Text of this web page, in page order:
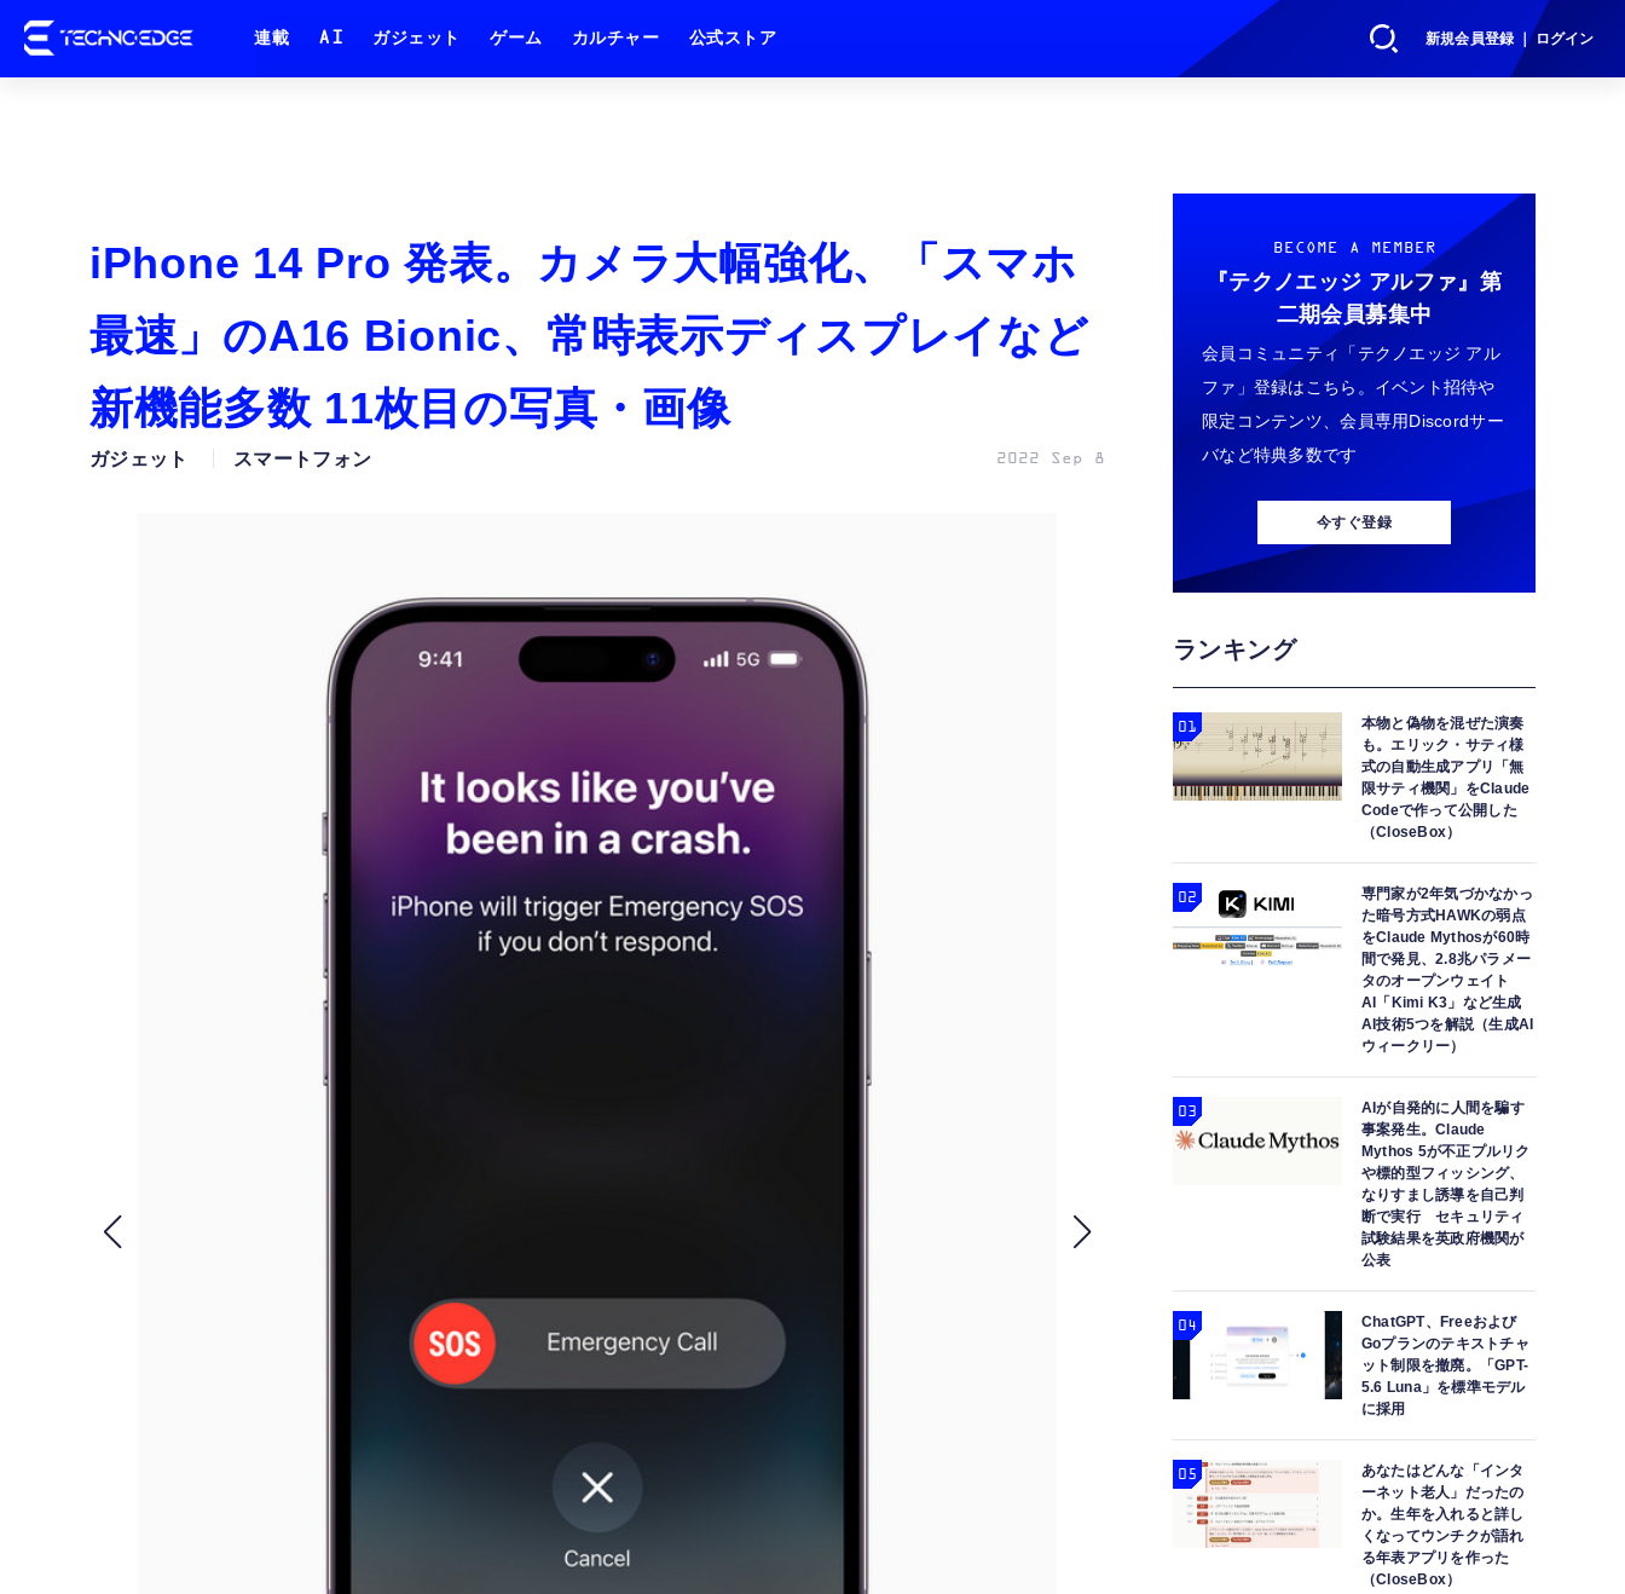
新規会員登録 ｜ ログイン
連載 AI ガジェット ゲーム カルチャー 公式ストア
iPhone 14 Pro 発表。カメラ大幅強化、「スマホ
最速」のA16 Bionic、常時表示ディスプレイなど
新機能多数 11枚目の写真・画像
ガジェット スマートフォン 2022 Sep 8
iPhone 14 Pro 発表。カメラ大幅強化、「スマホ
BECOME A MEMBER
『テクノエッジ アルファ』 第
二期会員募集中
会員コミュニティ「テクノエッジ アル
ファ」登録はこちら。イベント招待や
限定コンテンツ、会員専用Discordサー
バなど特典多数です
今すぐ登録
ランキング
本物と偽物を混ぜた演奏
も。エリック・サティ様
式の自動生成アプリ「無
限サティ機関」をClaude
Codeで作って公開した
（CloseBox）
専門家が2年気づかなかっ
た暗号方式HAWKの弱点
をClaude Mythosが60時
間で発見、2.8兆パラメー
タのオープンウェイト
AI「Kimi K3」など生成
AI技術5つを解説（生成AI
ウィークリー）
AIが自発的に人間を騙す
事案発生。Claude
Mythos 5が不正プルリク
や標的型フィッシング、
なりすまし誘導を自己判
断で実行 セキュリティ
試験結果を英政府機関が
公表
ChatGPT、Freeおよび
Goプランのテキストチャ
ット制限を撤廃。「GPT-
5.6 Luna」を標準モデル
に採用
あなたはどんな「インタ
ーネット老人」だったの
か。生年を入れると詳し
くなってウンチクが語れ
る年表アプリを作った
（CloseBox）